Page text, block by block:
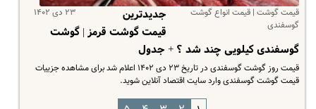
قیمت گوشت | قیمت انواع گوشت
گوسفندی
۲۳ دی ۱۴۰۲
جدیدترین
قیمت گوشت قرمز | گوشت
گوسفندی کیلویی چند شد ؟ + جدول
قیمت روز گوشت گوسفندی در تاریخ ۲۳ دی ۱۴۰۲ اعلام شد برای مشاهده جزییات
قیمت گوشت گوسفندی وارد سایت اقتصاد آنلاین شوید.